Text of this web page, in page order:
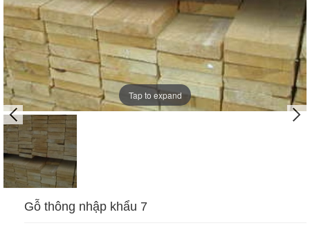
Tap to expand
Gỗ thông nhập khẩu 7